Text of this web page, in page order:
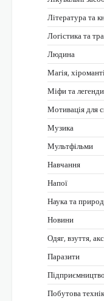
Література та
Логістика та
Людина
Магія,
Міфи та легенди
Мотивація для
Музика
Мультфільми
Навчання
Напої
Наука та
Новини
Одяг, взуття,
Паразити
Побутова